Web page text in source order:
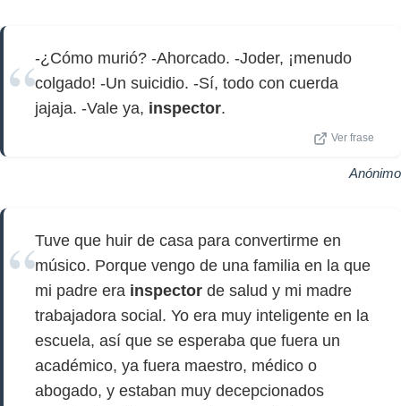
-¿Cómo murió? -Ahorcado. -Joder, ¡menudo
colgado! -Un suicidio. -Sí, todo con cuerda
jajaja. -Vale ya, inspector.
Ver frase
Anónimo
Tuve que huir de casa para convertirme en
músico. Porque vengo de una familia en la que
mi padre era inspector de salud y mi madre
trabajadora social. Yo era muy inteligente en la
escuela, así que se esperaba que fuera un
académico, ya fuera maestro, médico o
abogado, y estaban muy decepcionados